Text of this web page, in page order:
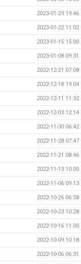
2023-01-29 19:46
2023-01-22 11:02
2023-01-15 15:00
2023-01-08 09:31
2022-12-21 07:08
2022-12-18 19:04
2022-12-11 11:32
2022-12-03 12:14
2022-11-30 06:42
2022-11-28 07:47
2022-11-21 08:46
2022-11-13 10:00
2022-11-06 09:13
2022-10-26 06:58
2022-10-23 10:28
2022-10-16 11:00
2022-10-09 10:18
2022-10-06 06:31